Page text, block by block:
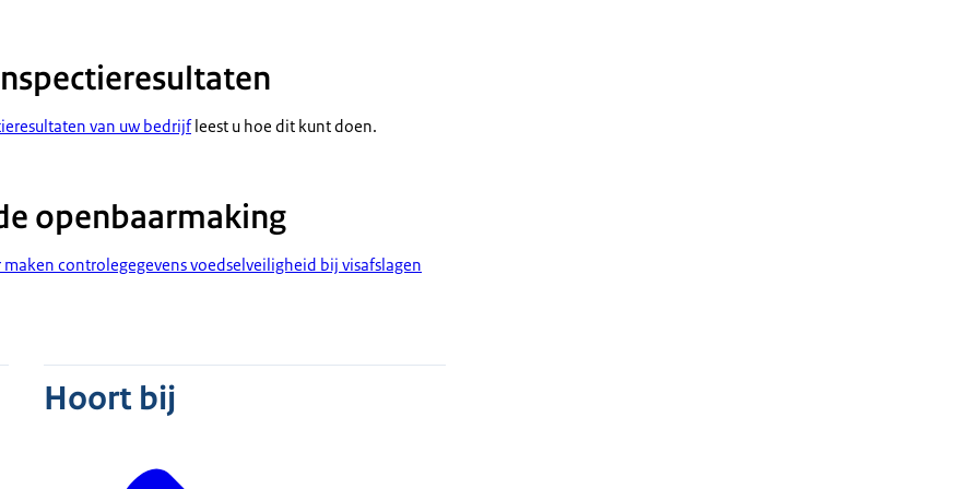
van uw bedrijfleest u hoe dit kunt doen.
openbaarmaking
controlegegevens voedselveiligheid bij visafslagen
Hoort bij